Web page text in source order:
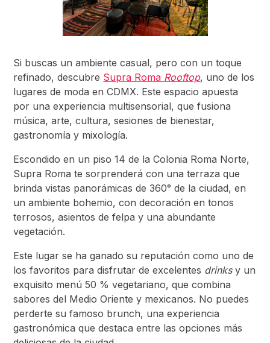
Si buscas un ambiente casual, pero con un toque
refinado, descubre Supra Roma Rooftop, uno de los
lugares de moda en CDMX. Este espacio apuesta
por una experiencia multisensorial, que fusiona
música, arte, cultura, sesiones de bienestar,
gastronomía y mixología.
Escondido en un piso 14 de la Colonia Roma Norte,
Supra Roma te sorprenderá con una terraza que
brinda vistas panorámicas de 360° de la ciudad, en
un ambiente bohemio, con decoración en tonos
terrosos, asientos de felpa y una abundante
vegetación.
Este lugar se ha ganado su reputación como uno de
los favoritos para disfrutar de excelentes drinksy un
exquisito menú 50 % vegetariano, que combina
sabores del Medio Oriente y mexicanos. No puedes
perderte su famoso brunch, una experiencia
gastronómica que destaca entre las opciones más